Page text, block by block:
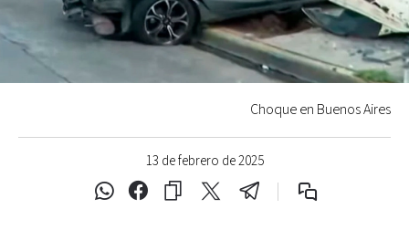
13 de febrero de 2025
Choque en Buenos Aires